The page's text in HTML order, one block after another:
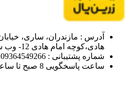
آدرس : مازندران، ساری، خیابان
هادی،کوچه امام هادی 12- وب سایت هوش فعال
شماره پشتیبانی : 09364549266
ساعت پاسخگویی 8 صبح تا ساعت 21